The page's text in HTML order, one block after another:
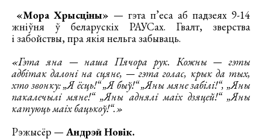
«Мора Хрысціны» — гэта п’еса аб падзеях 9-14
жніўня ў беларускіх РАУСах. Гвалт, зверства
і забойствы, пра якія нельга забываць.
«Гэта яна — наша Пячора рук. Кожны — гэты
адбітак далоні на сцяне, — гэта голас, крык да тых,
хто звонку: „Я ёсць!“ „Я быў!“ „Яны мяне забілі!“, „Яны
пакалечылі мяне!“ „Яны аднялі маіх дзяцей!“ „Яны
катуюць маіх бацькоў!“.»
Рэжысёр — Андрэй Новік.